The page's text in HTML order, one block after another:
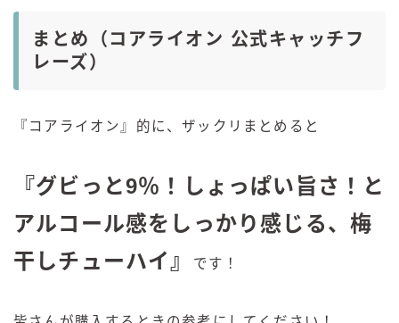
まとめ（コアライオン 公式キャッチフ
レーズ）
『コアライオン』的に、ザックリまとめると
『グビっと9％！しょっぱい旨さ！と
アルコール感をしっかり感じる、梅
干しチューハイ』
です！